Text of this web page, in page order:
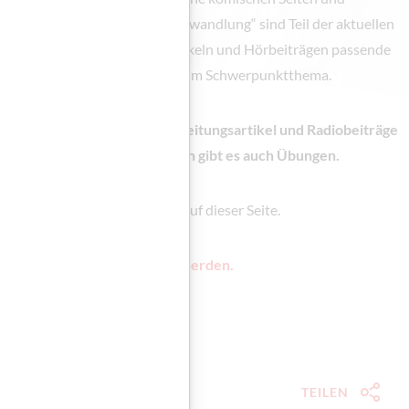
berühmte Erzählung „Die Verwandlung“ sind Teil der aktuellen
Sie zu den authentischen Artikeln und Hörbeiträgen passende
eine Unterrichtseinheit zum Schwerpunktthema.
Spiegel finden Sie Zeitungsartikel und Radiobeiträge
allen Texten und Beiträgen gibt es auch Übungen.
didaktisches Zusatzmaterial auf dieser Seite.
können hier abonniert werden.
TEILEN